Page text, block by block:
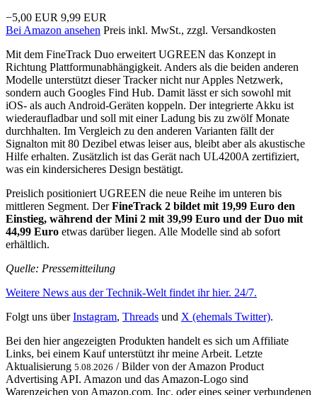
−5,00 EUR 9,99 EUR
Bei Amazon ansehen Preis inkl. MwSt., zzgl. Versandkosten
Mit dem FineTrack Duo erweitert UGREEN das Konzept in
Richtung Plattformunabhängigkeit. Anders als die beiden anderen
Modelle unterstützt dieser Tracker nicht nur Apples Netzwerk,
sondern auch Googles Find Hub. Damit lässt er sich sowohl mit
iOS- als auch Android-Geräten koppeln. Der integrierte Akku ist
wiederaufladbar und soll mit einer Ladung bis zu zwölf Monate
durchhalten. Im Vergleich zu den anderen Varianten fällt der
Signalton mit 80 Dezibel etwas leiser aus, bleibt aber als akustische
Hilfe erhalten. Zusätzlich ist das Gerät nach UL4200A zertifiziert,
was ein kindersicheres Design bestätigt.
Preislich positioniert UGREEN die neue Reihe im unteren bis
mittleren Segment. DerFineTrack 2 bildet mit 19,99 Euro den
Einstieg, während der Mini 2 mit 39,99 Euro und der Duo mit
44,99 Euro etwas darüber liegen. Alle Modelle sind ab sofort
erhältlich.
Quelle: Pressemitteilung
Weitere News aus der Technik-Welt findet ihr hier. 24/7.
Folgt uns überInstagram, Threads und X (ehemals Twitter).
Bei den hier angezeigten Produkten handelt es sich um Affiliate
Links, bei einem Kauf unterstützt ihr meine Arbeit. Letzte
Aktualisierung 5.08.2026 / Bilder von der Amazon Product
Advertising API. Amazon und das Amazon-Logo sind
Warenzeichen von Amazon.com, Inc. oder eines seiner verbundenen